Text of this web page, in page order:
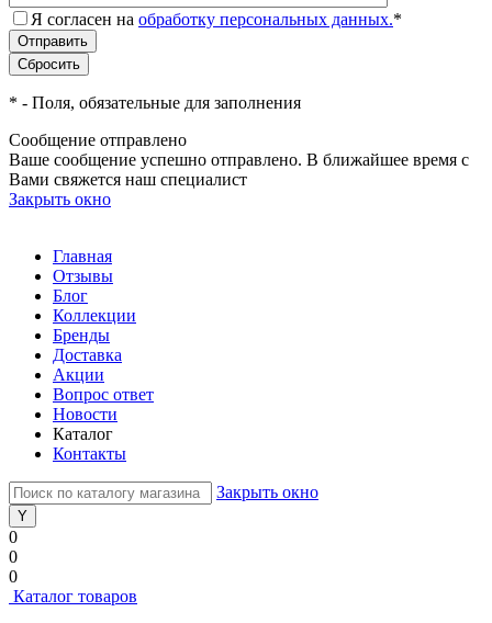
Я согласен на обработку персональных данных.*
* - Поля, обязательные для заполнения
Сообщение отправлено
Ваше сообщение успешно отправлено. В ближайшее время с
Вами свяжется наш специалист
Закрыть окно
Главная
Отзывы
Блог
Коллекции
Бренды
Доставка
Акции
Вопрос ответ
Новости
Каталог
Контакты
Закрыть окно
0
0
0
Каталог товаров